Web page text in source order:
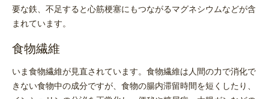
要な鉄、不足すると心筋梗塞にもつながるマグネシウムなどが含
まれています。
食物繊維
いま食物繊維が見直されています。食物繊維は人間の力で消化で
きない食物中の成分ですが、食物の腸内滞留時間を短くしたり、